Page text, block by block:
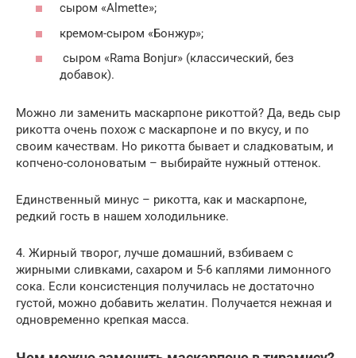
сыром «Almette»;
кремом-сыром «Бонжур»;
сыром «Rama Bonjur» (классический, без
добавок).
Можно ли заменить маскарпоне рикоттой? Да, ведь сыр
рикотта очень похож с маскарпоне и по вкусу, и по
своим качествам. Но рикотта бывает и сладковатым, и
копчено-солоноватым – выбирайте нужный оттенок.
Единственный минус – рикотта, как и маскарпоне,
редкий гость в нашем холодильнике.
4. Жирный творог, лучше домашний, взбиваем с
жирными сливками, сахаром и 5-6 каплями лимонного
сока. Если консистенция получилась не достаточно
густой, можно добавить желатин. Получается нежная и
одновременно крепкая масса.